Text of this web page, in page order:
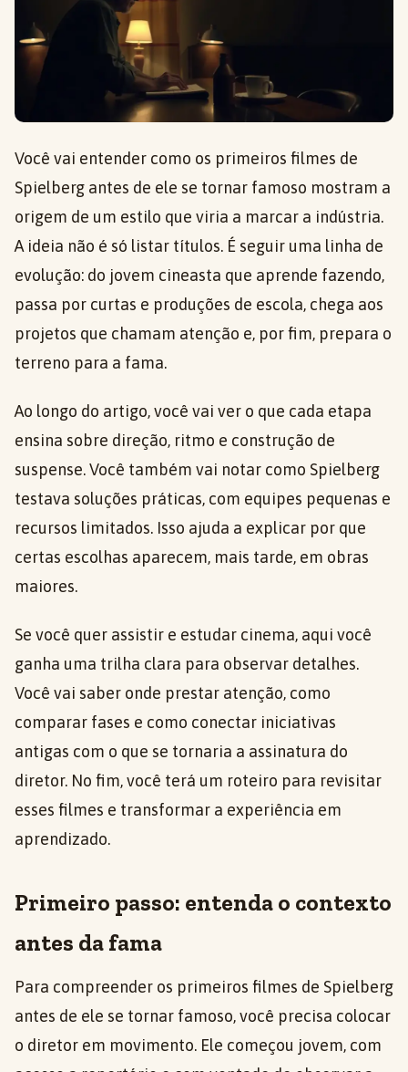
Você vai entender como os primeiros filmes de
Spielberg antes de ele se tornar famoso mostram a
origem de um estilo que viria a marcar a indústria.
A ideia não é só listar títulos. É seguir uma linha de
evolução: do jovem cineasta que aprende fazendo,
passa por curtas e produções de escola, chega aos
projetos que chamam atenção e, por fim, prepara o
terreno para a fama.
Ao longo do artigo, você vai ver o que cada etapa
ensina sobre direção, ritmo e construção de
suspense. Você também vai notar como Spielberg
testava soluções práticas, com equipes pequenas e
recursos limitados. Isso ajuda a explicar por que
certas escolhas aparecem, mais tarde, em obras
maiores.
Se você quer assistir e estudar cinema, aqui você
ganha uma trilha clara para observar detalhes.
Você vai saber onde prestar atenção, como
comparar fases e como conectar iniciativas
antigas com o que se tornaria a assinatura do
diretor. No fim, você terá um roteiro para revisitar
esses filmes e transformar a experiência em
aprendizado.
Primeiro passo: entenda o contexto
antes da fama
Para compreender os primeiros filmes de Spielberg
antes de ele se tornar famoso, você precisa colocar
o diretor em movimento. Ele começou jovem, com